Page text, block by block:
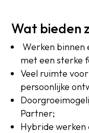
Wat bieden
Werken binnen
met een sterke
Veel ruimte
persoonlijke
Partner;
Hybride werken